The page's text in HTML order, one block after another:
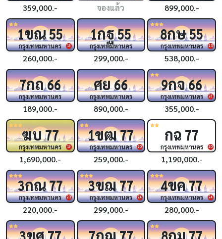
359,000.- จองแล้ว 899,000.-
18
1ขณ55
กรุงเทพมหานคร
260,000.-
1กฐ55
กรุงเทพมหานคร
299,000.-
23
8กษ55
กรุงเทพมหานคร
538,000.-
7กถ66
กรุงเทพมหานคร
189,000.-
ศย66
กรุงเทพมหานคร
890,000.-
28
9กจ66
กรุงเทพมหานคร
355,000.-
19
ฆบ77
กรุงเทพมหานคร
1,690,000.-
20
1ขฒ77
กรุงเทพมหานคร
259,000.-
20
กฉ 77
กรุงเทพมหานคร
1,190,000.-
23
3กณ77
กรุงเทพมหานคร
220,000.-
24
3ขฌ77
กรุงเทพมหานคร
299,000.-
24
4ขค77
กรุงเทพมหานคร
280,000.-
ขศ กฌ กม